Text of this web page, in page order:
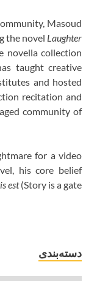
Masoud
the novel Laughter
novella collection
taught creative
and hosted
recitation and
community of
for a video
his core belief
est(Story is a gate
دسته‌بندی